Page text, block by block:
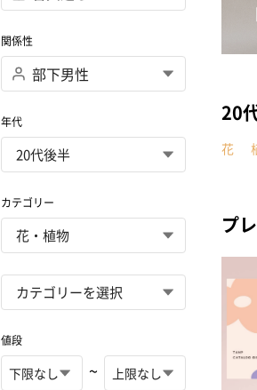
関係性
年代
カテゴリー
値段
~
20
花
プ